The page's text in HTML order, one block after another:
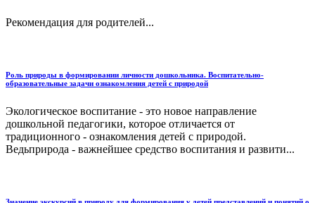
Рекомендация для родителей...
Роль природы в формировании личности дошкольника. Воспитательно-
образовательные задачи ознакомления детей с природой
Экологическое воспитание - это новое направление
дошкольной педагогики, которое отличается от
традиционного - ознакомления детей с природой.
Ведьприрода - важнейшее средство воспитания и развити...